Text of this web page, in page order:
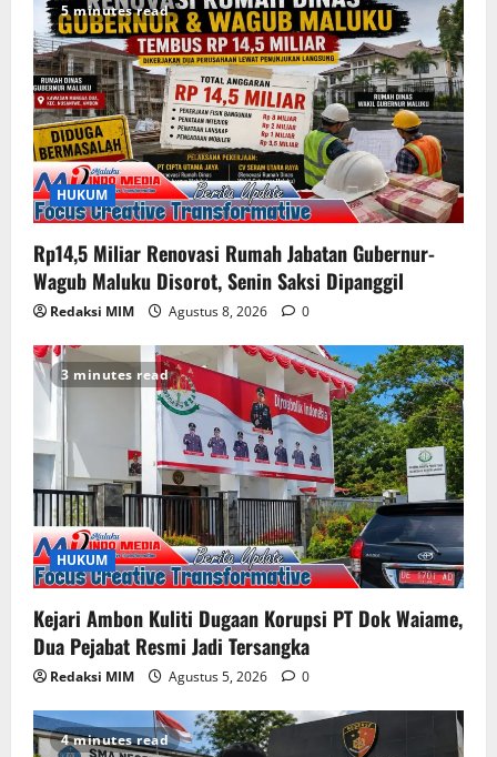
5 minutes read
HUKUM
Rp14,5 Miliar Renovasi Rumah Jabatan Gubernur-
Wagub Maluku Disorot, Senin Saksi Dipanggil
Redaksi MIM Agustus 8, 2026 0
3 minutes read
HUKUM
Kejari Ambon Kuliti Dugaan Korupsi PT Dok Waiame,
Dua Pejabat Resmi Jadi Tersangka
Redaksi MIM Agustus 5, 2026 0
4 minutes read